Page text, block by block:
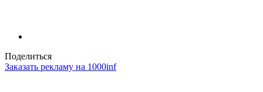
Поделиться
Заказать рекламу на 1000inf